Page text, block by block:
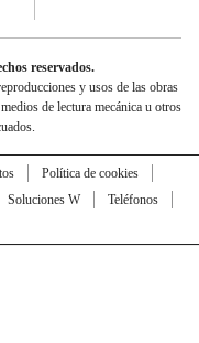
reservados.
y usos de las obras
de lectura mecánica u otros
Política de cookies
Soluciones W
Teléfonos